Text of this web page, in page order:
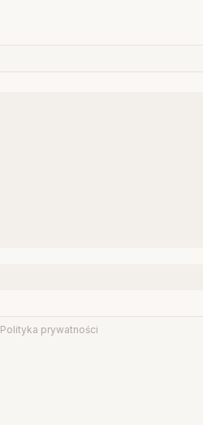
Polityka prywatności